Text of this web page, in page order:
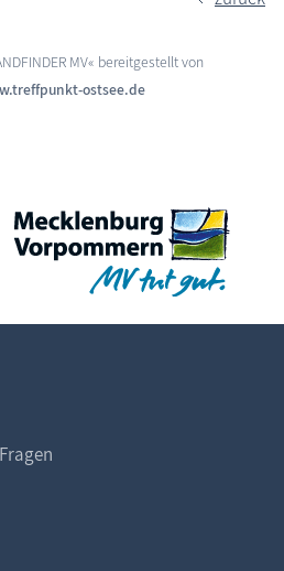
MV« bereitgestellt von
ostsee.de